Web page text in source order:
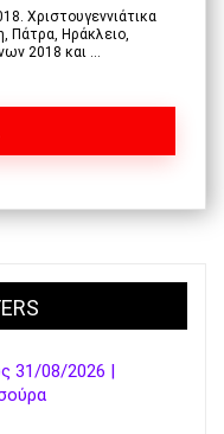
Χριστουγεννιάτικα
Πάτρα, Ηράκλειο,
2018 και ...
31/08/2026 |